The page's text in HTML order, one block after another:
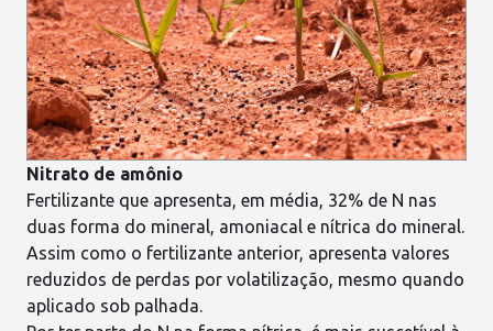
Nitrato de amônio
Fertilizante que apresenta, em média, 32% de N nas
duas forma do mineral, amoniacal e nítrica do mineral.
Assim como o fertilizante anterior, apresenta valores
reduzidos de perdas por volatilização, mesmo quando
aplicado sob palhada